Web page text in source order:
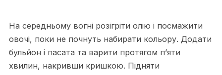
На середньому вогні розігріти олію і посмажити
овочі, поки не почнуть набирати кольору. Додати
бульйон і пасата та варити протягом п’яти
хвилин, накривши кришкою. Підняти